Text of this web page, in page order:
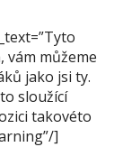
vám můžeme
jako jsi ty.
sloužící
takovéto
]